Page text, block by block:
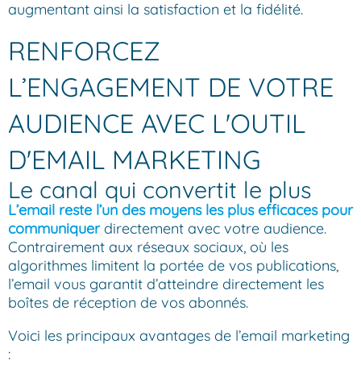
augmentant ainsi la satisfaction et la fidélité.
RENFORCEZ
L’ENGAGEMENT DE VOTRE
AUDIENCE AVEC L'OUTIL
D'EMAIL MARKETING
Le canal qui convertit le plus
L’email reste l’un des moyens les plus efficaces pour
communiquerdirectement avec votre audience.
Contrairement aux réseaux sociaux, où les
algorithmes limitent la portée de vos publications,
l’email vous garantit d’atteindre directement les
boîtes de réception de vos abonnés.
Voici les principaux avantages de l’email marketing
: